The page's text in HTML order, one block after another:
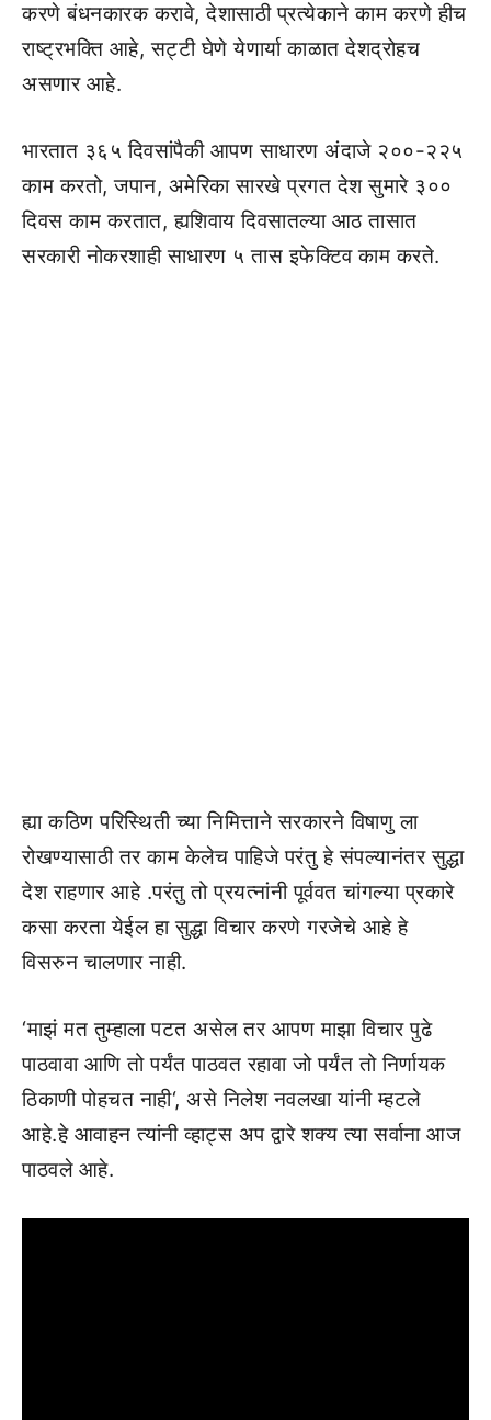
करणे बंधनकारक करावे, देशासाठी प्रत्येकाने काम करणे हीच
राष्ट्रभक्ति आहे, सट्टी घेणे येणार्या काळात देशद्रोहच
असणार आहे.
भारतात ३६५ दिवसांपैकी आपण साधारण अंदाजे २००-२२५
काम करतो, जपान, अमेरिका सारखे प्रगत देश सुमारे ३००
दिवस काम करतात, ह्यशिवाय दिवसातल्या आठ तासात
सरकारी नोकरशाही साधारण ५ तास इफेक्टिव काम करते.
ह्या कठिण परिस्थिती च्या निमित्ताने सरकारने विषाणु ला
रोखण्यासाठी तर काम केलेच पाहिजे परंतु हे संपल्यानंतर सुद्धा
देश राहणार आहे .परंतु तो प्रयत्नांनी पूर्ववत चांगल्या प्रकारे
कसा करता येईल हा सुद्धा विचार करणे गरजेचे आहे हे
विसरुन चालणार नाही.
‘माझं मत तुम्हाला पटत असेल तर आपण माझा विचार पुढे
पाठवावा आणि तो पर्यंत पाठवत रहावा जो पर्यंत तो निर्णायक
ठिकाणी पोहचत नाही‘, असे निलेश नवलखा यांनी म्हटले
आहे.हे आवाहन त्यांनी व्हाट्स अप द्वारे शक्य त्या सर्वाना आज
पाठवले आहे.